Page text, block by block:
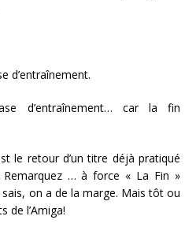
d’entraînement.
d’entraînement… car la fin
le retour d’un titre déjà pratiqué
… à force « La Fin »
on a de la marge. Mais tôt ou
de l’Amiga!